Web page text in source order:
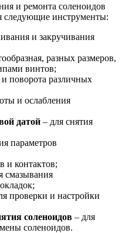
и ремонта соленоидов
инструменты:
и закручивания
разных размеров,
винтов;
и поворота различных
и ослабления
датой – для снятия
параметров
и контактов;
смазывания
проверки и настройки
соленоидов – для
соленоидов.